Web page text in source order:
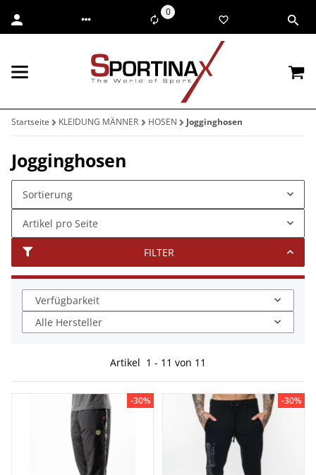
0
Startseite KLEIDUNG MÄNNER HOSEN Jogginghosen
Jogginghosen
FILTER
Sortierung
Artikel pro Seite
Verfügbarkeit
Alle Hersteller
Artikel 1 - 11 von 11
-30% -30%